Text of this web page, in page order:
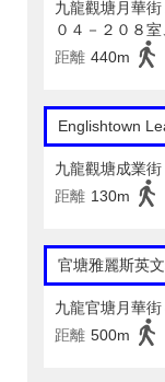
九龍觀塘月華
０４－２０８
距離 440m
Englishtown
九龍觀塘成業
距離 130m
官塘雅麗斯英
九龍官塘月華
距離 500m